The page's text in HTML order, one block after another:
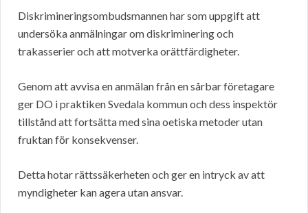
Diskrimineringsombudsmannen har som uppgift att
undersöka anmälningar om diskriminering och
trakasserier och att motverka orättfärdigheter.
Genom att avvisa en anmälan från en sårbar företagare
ger DO i praktiken Svedala kommun och dess inspektör
tillstånd att fortsätta med sina oetiska metoder utan
fruktan för konsekvenser.
Detta hotar rättssäkerheten och ger en intryck av att
myndigheter kan agera utan ansvar.